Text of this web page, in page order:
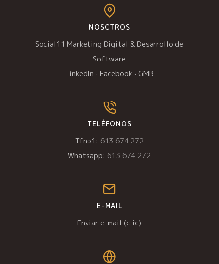
NOSOTROS
Social11 Marketing Digital & Desarrollo de
Software
LinkedIn · Facebook · GMB
TELÉFONOS
Tfno1: 613 674 272
Whatsapp: 613 674 272
E-MAIL
Enviar e-mail (clic)